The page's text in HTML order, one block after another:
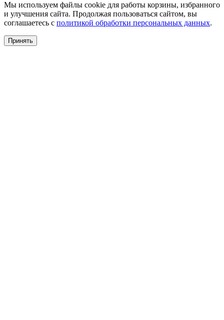
Мы используем файлы cookie для работы корзины, избранного
и улучшения сайта. Продолжая пользоваться сайтом, вы
соглашаетесь с политикой обработки персональных данных.
Принять